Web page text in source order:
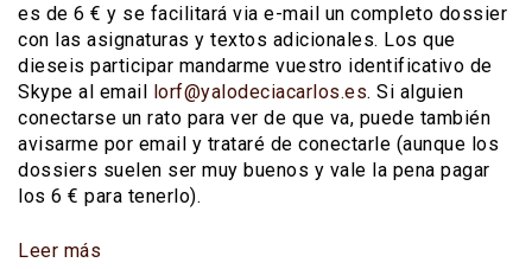
es de 6 € y se facilitará via e-mail un completo dossier
con las asignaturas y textos adicionales. Los que
dieseis participar mandarme vuestro identificativo de
Skype al email lorf@yalodeciacarlos.es. Si alguien
conectarse un rato para ver de que va, puede también
avisarme por email y trataré de conectarle (aunque los
dossiers suelen ser muy buenos y vale la pena pagar
los 6 € para tenerlo).
Leer más